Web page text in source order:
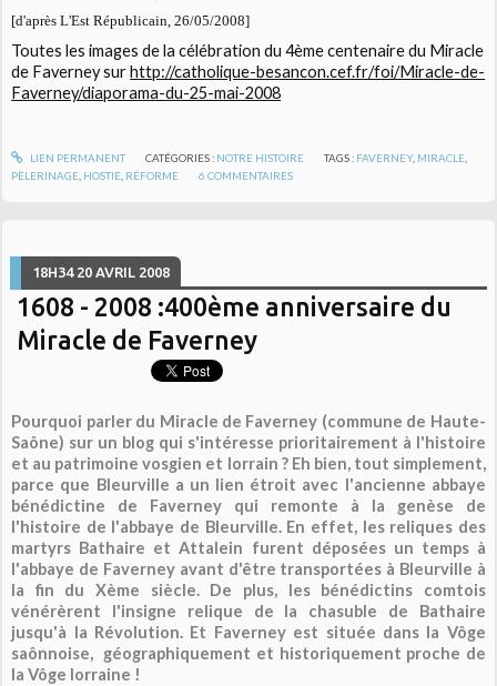
[d'après L'Est Républicain, 26/05/2008]
Toutes les images de la célébration du 4ème centenaire du Miracle
de Faverney surhttp://catholique-besancon.cef.fr/foi/Miracle-de-
Faverney/diaporama-du-25-mai-2008
LIEN PERMANENT CATÉGORIES : NOTRE HISTOIRE TAGS : FAVERNEY, MIRACLE
PÈLERINAGE HOSTIE RÉFORME 6 COMMENTAIRES
18H34 20 AVRIL 2008
1608 - 2008 :400ème anniversaire du
Miracle de Faverney
Pourquoi parler du Miracle de Faverney (commune de Haute-
Saône) sur un blog qui s'intéresse prioritairement à l'histoire
et au patrimoine vosgien et lorrain ? Eh bien, tout simplement,
parce que Bleurville a un lien étroit avec l'ancienne abbaye
bénédictine de Faverney qui remonte à la genèse de
l'histoire de l'abbaye de Bleurville. En effet, les reliques des
martyrs Bathaire et Attalein furent déposées un temps à
l'abbaye de Faverney avant d'être transportées à Bleurville à
la fin du Xème siècle. De plus, les bénédictins comtois
vénérèrent l'insigne relique de la chasuble de Bathaire
jusqu'à la Révolution. Et Faverney est située dans la Vôge
saônnoise, géographiquement et historiquement proche de
la Vôge lorraine !